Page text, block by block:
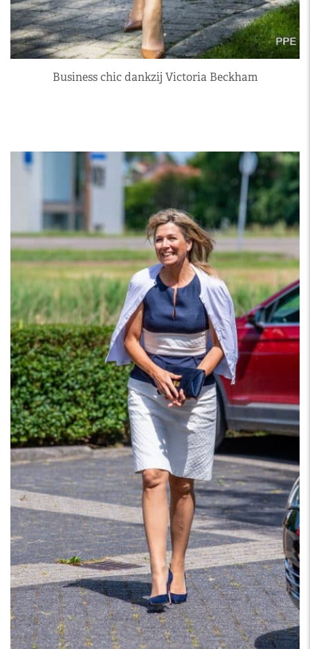
Business chic dankzij Victoria Beckham